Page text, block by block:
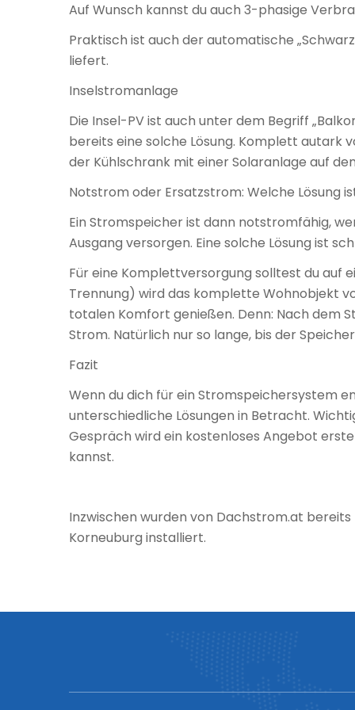
Auf Wunsch kannst du auch 3-phasige
Praktisch ist auch der automatische
liefert.
Inselstromanlage
Die Insel-PV ist auch unter dem Begriff
bereits eine solche Lösung. Komplett autark
der Kühlschrank mit einer Solaranlage auf
Notstrom oder Ersatzstrom: Welche Lösung
Ein Stromspeicher ist dann notstromfähig,
Ausgang versorgen. Eine solche Lösung ist
Für eine Komplettversorgung solltest du auf
Trennung) wird das komplette Wohnobjekt
totalen Komfort genießen. Denn: Nach dem
Strom. Natürlich nur so lange, bis der
Fazit
Wenn du dich für ein Stromspeichersystem
unterschiedliche Lösungen in Betracht.
Gespräch wird ein kostenloses Angebot
kannst.
Inzwischen wurden von Dachstrom.at
Korneuburg installiert.